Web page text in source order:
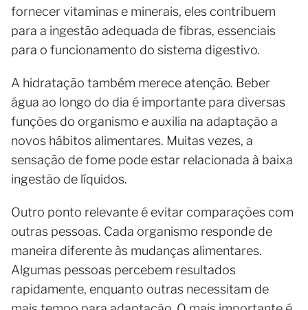
fornecer vitaminas e minerais, eles contribuem
para a ingestão adequada de fibras, essenciais
para o funcionamento do sistema digestivo.
A hidratação também merece atenção. Beber
água ao longo do dia é importante para diversas
funções do organismo e auxilia na adaptação a
novos hábitos alimentares. Muitas vezes, a
sensação de fome pode estar relacionada à baixa
ingestão de líquidos.
Outro ponto relevante é evitar comparações com
outras pessoas. Cada organismo responde de
maneira diferente às mudanças alimentares.
Algumas pessoas percebem resultados
rapidamente, enquanto outras necessitam de